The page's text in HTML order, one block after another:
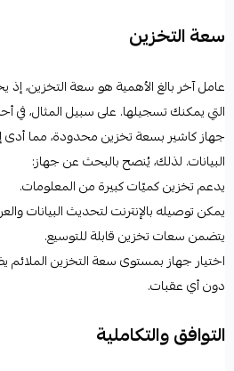
سعة التخزين
عامل آخر بالغ الأهمية هو سعة التخزين، إذ
التي يمكنك تسجيلها. على سبيل المثال، في
جهاز كاشيربسعة تخزين محدودة، مما أدى
البيانات. لذلك، يُنصح بالبحث عن جهاز:
يدعم تخزين كميّات كبيرة من المعلومات.
يمكن توصيله بالإنترنت لتحديث البيانات
يتضمن سعات تخزين قابلة للتوسيع.
اختيار جهاز بمستوى سعة التخزين الملائم
دون أي عقبات.
التوافق والتكاملية